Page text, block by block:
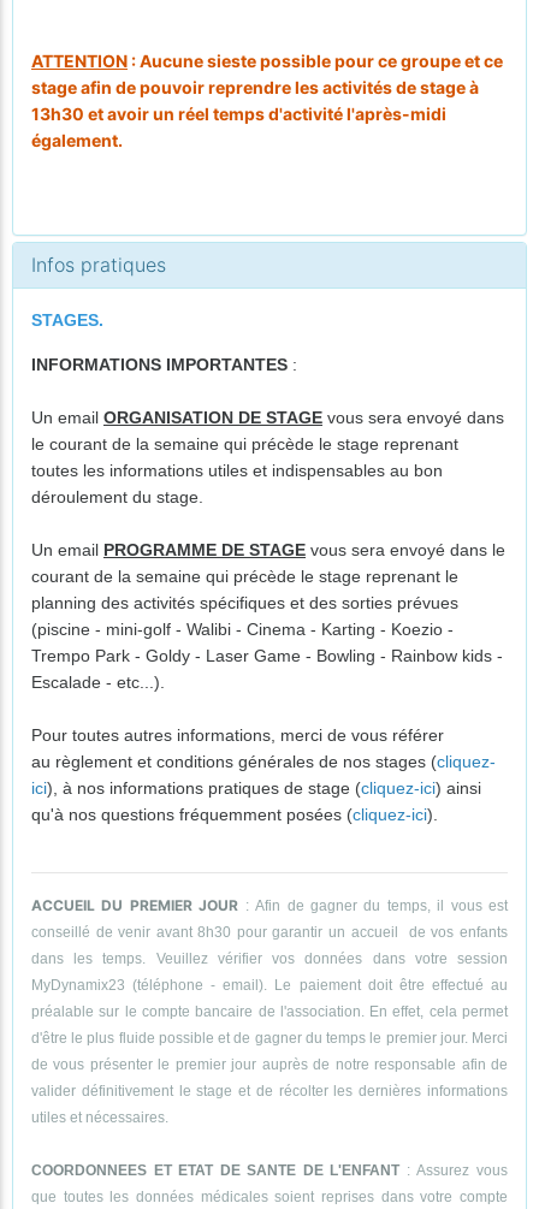
ATTENTION : Aucune sieste possible pour ce groupe et ce
stage afin de pouvoir reprendre les activités de stage à
13h30 et avoir un réel temps d'activité l'après-midi
également.
Infos pratiques
STAGES.
INFORMATIONS IMPORTANTES :
Un email ORGANISATION DE STAGE vous sera envoyé dans
le courant de la semaine qui précède le stage reprenant
toutes les informations utiles et indispensables au bon
déroulement du stage.
Un email PROGRAMME DE STAGE vous sera envoyé dans le
courant de la semaine qui précède le stage reprenant le
planning des activités spécifiques et des sorties prévues
(piscine - mini-golf - Walibi - Cinema - Karting - Koezio -
Trempo Park - Goldy - Laser Game - Bowling - Rainbow kids -
Escalade - etc...).
Pour toutes autres informations, merci de vous référer
au règlement et conditions générales de nos stages (cliquez-
ici), à nos informations pratiques de stage (cliquez-ici) ainsi
qu'à nos questions fréquemment posées (cliquez-ici).
ACCUEIL DU PREMIER JOUR : Afin de gagner du temps, il vous est
conseillé de venir avant 8h30 pour garantir un accueil de vos enfants
dans les temps. Veuillez vérifier vos données dans votre session
MyDynamix23 (téléphone - email). Le paiement doit être effectué au
préalable sur le compte bancaire de l'association. En effet, cela permet
d'être le plus fluide possible et de gagner du temps le premier jour. Merci
de vous présenter le premier jour auprès de notre responsable afin de
valider définitivement le stage et de récolter les dernières informations
utiles et nécessaires.
COORDONNEES ET ETAT DE SANTE DE L'ENFANT: Assurez vous
que toutes les données médicales soient reprises dans votre compte